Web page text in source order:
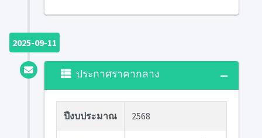
2025-09-11
ประกาศราคากลาง
ปีงบประมาณ 2568